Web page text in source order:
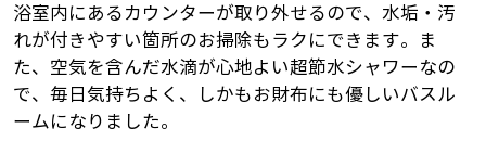
浴室内にあるカウンターが取り外せるので、水垢・汚
れが付きやすい箇所のお掃除もラクにできます。ま
た、空気を含んだ水滴が心地よい超節水シャワーなの
で、毎日気持ちよく、しかもお財布にも優しいバスル
ームになりました。